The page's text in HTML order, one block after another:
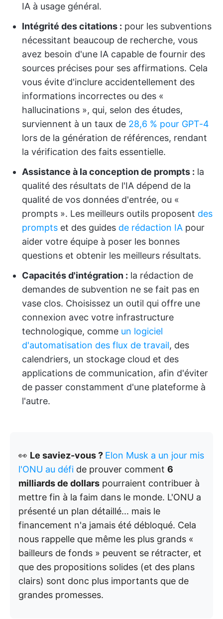
IA à usage général.
Intégrité des citations : pour les subventions
nécessitant beaucoup de recherche, vous
avez besoin d'une IA capable de fournir des
sources précises pour ses affirmations. Cela
vous évite d'inclure accidentellement des
informations incorrectes ou des «
hallucinations », qui, selon des études,
surviennent à un taux de 28,6 % pour GPT-4
lors de la génération de références, rendant
la vérification des faits essentielle.
Assistance à la conception de prompts : la
qualité des résultats de l'IA dépend de la
qualité de vos données d'entrée, ou «
prompts ». Les meilleurs outils proposent des
prompts et des guides de rédaction IA pour
aider votre équipe à poser les bonnes
questions et obtenir les meilleurs résultats.
Capacités d'intégration : la rédaction de
demandes de subvention ne se fait pas en
vase clos. Choisissez un outil qui offre une
connexion avec votre infrastructure
technologique, comme un logiciel
d'automatisation des flux de travail, des
calendriers, un stockage cloud et des
applications de communication, afin d'éviter
de passer constamment d'une plateforme à
l'autre.
👀 Le saviez-vous ? Elon Musk a un jour mis
l'ONU au défi de prouver comment 6
milliards de dollars pourraient contribuer à
mettre fin à la faim dans le monde. L'ONU a
présenté un plan détaillé... mais le
financement n'a jamais été débloqué. Cela
nous rappelle que même les plus grands «
bailleurs de fonds » peuvent se rétracter, et
que des propositions solides (et des plans
clairs) sont donc plus importants que de
grandes promesses.